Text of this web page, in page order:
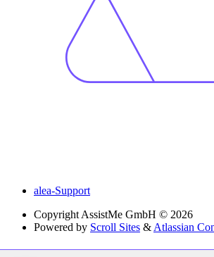
alea-Support
CopyrightAssistMe GmbH © 2026
Powered by Scroll Sites &Atlassian